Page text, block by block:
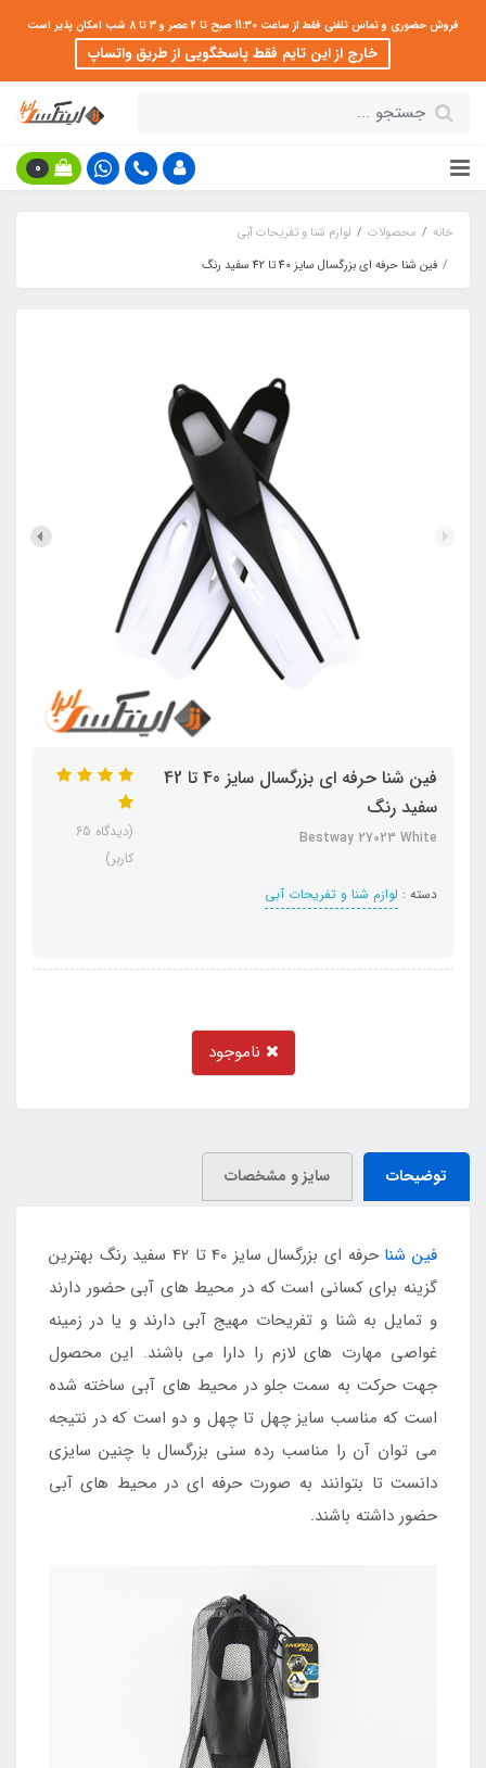
فروش حضوری و تماس تلفنی فقط از ساعت 11:30 صبح تا 2 عصر و 3 تا 8 شب امکان پذیر است
خارج از این تایم فقط پاسخگویی از طریق واتساپ
0
خانه محصولات
لوازم شنا و تفریحات آبی
فین شنا حرفه ای بزرگسال سایز 40 تا 42 سفید رنگ
فین شنا حرفه ای بزرگسال سایز 40 تا 42
سفید رنگ
Bestway 27023 White
دسته : لوازم شنا و تفریحات آبی
(دیدگاه 65
کاربر)
ناموجود
توضیحات سایز و مشخصات
فین شنا
حرفه ای بزرگسال سایز 40 تا 42 سفید رنگ بهترین
گزینه برای کسانی است که در محیط های آبی حضور دارند
و تمایل به شنا و تفریحات مهیج آبی دارند و یا در زمینه
غواصی مهارت های لازم را دارا می باشند. این محصول
جهت حرکت به سمت جلو در محیط های آبی ساخته شده
است که مناسب سایز چهل تا چهل و دو است که در نتیجه
می توان آن را مناسب رده سنی بزرگسال با چنین سایزی
دانست تا بتوانند به صورت حرفه ای در محیط های آبی
حضور داشته باشند.